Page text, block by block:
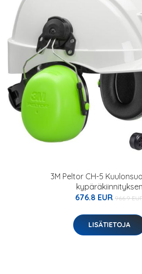
3M Peltor CH-5
kypäräkiinnityksen
676.8 EUR 966.9
LISÄTIETOJA